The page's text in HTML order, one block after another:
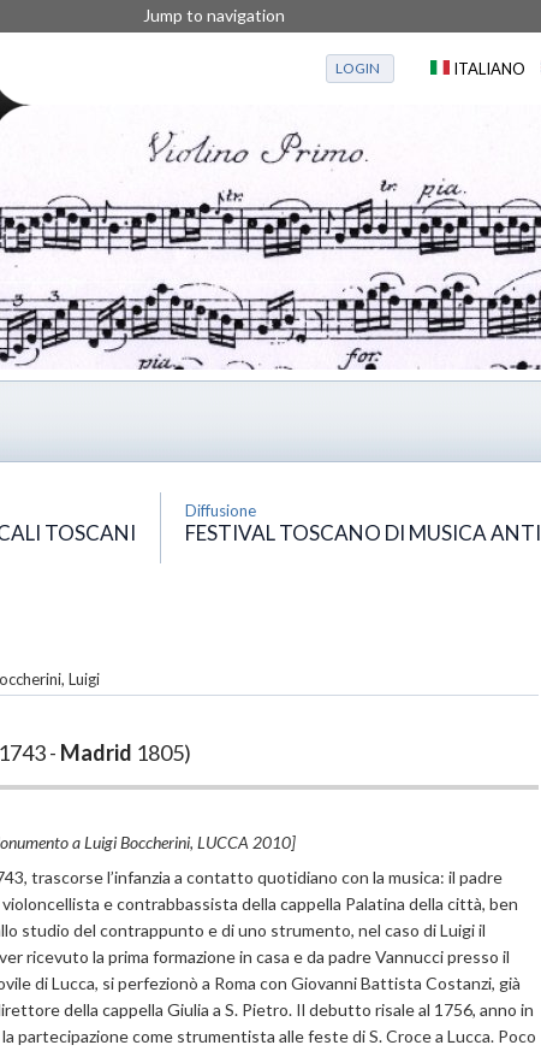
Jump to navigation
ITALIANO
LOGIN
TOSCANI
Diffusione
FESTIVAL TOSCANO DI MUSICA
Luigi
1743 - Madrid 1805)
a Luigi Boccherini, LUCCA 2010]
trascorse l’infanzia a contatto quotidiano con la musica: il padre
e contrabbassista della cappella Palatina della città, ben
studio del contrappunto e di uno strumento, nel caso di Luigi il
ricevuto la prima formazione in casa e da padre Vannucci presso il
di Lucca, si perfezionò a Roma con Giovanni Battista Costanzi, già
della cappella Giulia a S. Pietro. Il debutto risale al 1756, anno in
partecipazione come strumentista alle feste di S. Croce a Lucca. Poco